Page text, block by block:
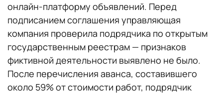
онлайн-платформу объявлений. Перед
подписанием соглашения управляющая
компания проверила подрядчика по открытым
государственным реестрам — признаков
фиктивной деятельности выявлено не было.
После перечисления аванса, составившего
около 59% от стоимости работ, подрядчик